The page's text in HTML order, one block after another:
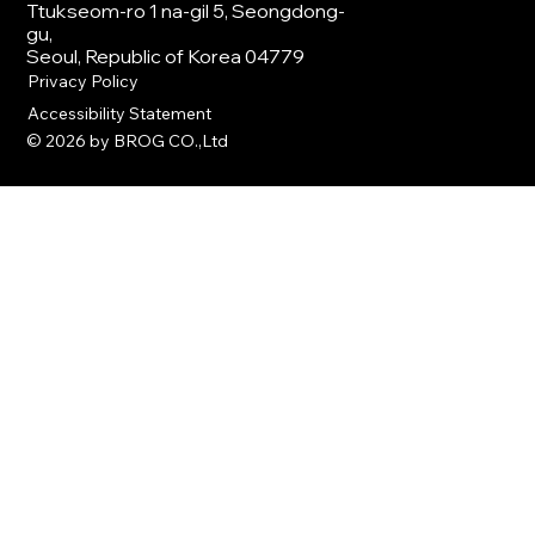
Ttukseom-ro 1 na-gil 5, Seongdong-
gu,
Seoul, Republic of Korea 04779
Privacy Policy
Accessibility Statement
© 2026 by BROG CO.,Ltd